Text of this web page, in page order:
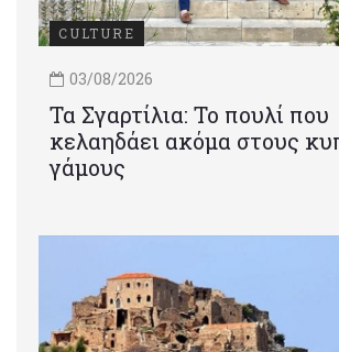
CULTURE
03/08/2026
Τα Σγαρτίλια: Το πουλί που
κελαηδάει ακόμα στους
γάμους